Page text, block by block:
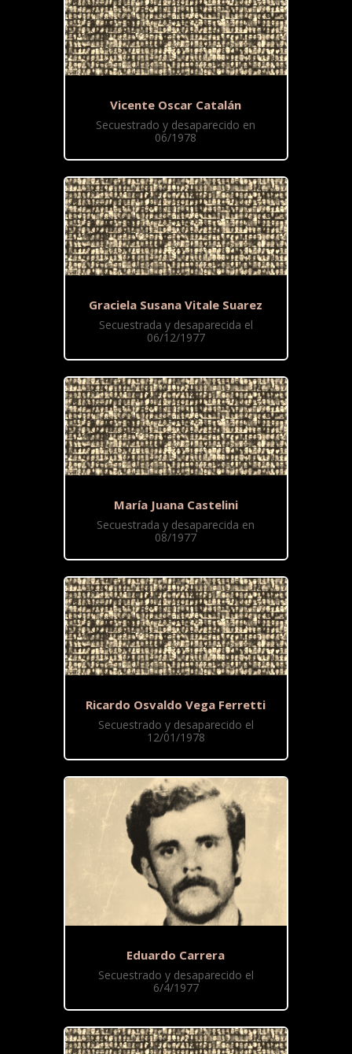
Vicente Oscar Catalán
Secuestrado y desaparecido en
06/1978
Graciela Susana Vitale Suarez
Secuestrada y desaparecida el
06/12/1977
María Juana Castelini
Secuestrada y desaparecida en
08/1977
Ricardo Osvaldo Vega Ferretti
Secuestrado y desaparecido el
12/01/1978
Eduardo Carrera
Secuestrado y desaparecido el
6/4/1977